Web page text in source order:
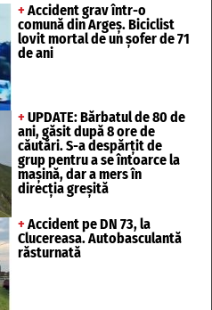
+ Accident grav într-o
comună din Argeș. Biciclist
lovit mortal de un șofer de 71
de ani
+ UPDATE: Bărbatul de 80 de
ani, găsit după 8 ore de
căutări. S-a despărțit de
grup pentru a se întoarce la
mașină, dar a mers în
direcția greșită
+ Accident pe DN 73, la
Clucereasa. Autobasculantă
răsturnată